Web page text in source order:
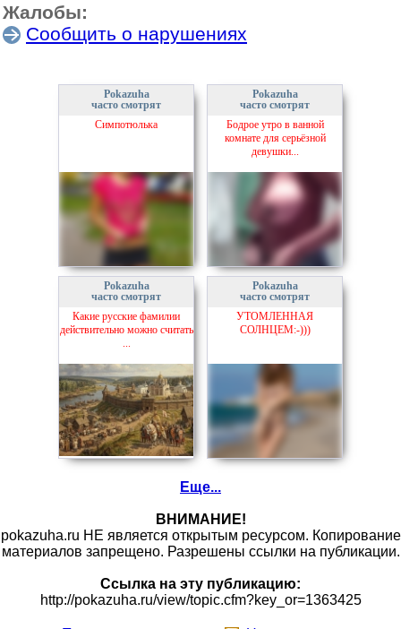
Жалобы:
Сообщить о нарушениях
Pokazuha
часто смотрят
Симпотюлька
Pokazuha
часто смотрят
Бодрое утро в ванной
комнате для серьёзной
девушки...
Pokazuha
часто смотрят
Какие русские фамилии
действительно можно считать
Pokazuha
часто смотрят
УТОМЛЕННАЯ
СОЛНЦЕМ:-)))
Еще...
ВНИМАНИЕ!
pokazuha.ru НЕ является открытым ресурсом. Копирование
материалов запрещено. Разрешены ссылки на публикации.
Ссылка на эту публикацию:
http://pokazuha.ru/view/topic.cfm?key_or=1363425